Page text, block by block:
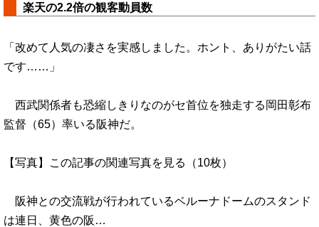
楽天の2.2倍の観客動員数
「改めて人気の凄さを実感しました。ホント、ありがたい話
です……」
西武関係者も恐縮しきりなのがセ首位を独走する岡田彰布
監督（65）率いる阪神だ。
【写真】この記事の関連写真を見る（10枚）
阪神との交流戦が行われているベルーナドームのスタンド
は連日、黄色の阪…